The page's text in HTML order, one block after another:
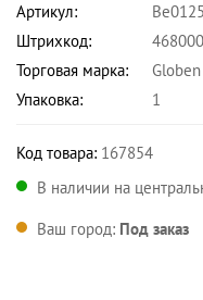
Артикул:
Штрихкод:
Торговая марка:
Globen
Упаковка:
1
Код товара: 167854
В наличии на
Ваш город: Под заказ